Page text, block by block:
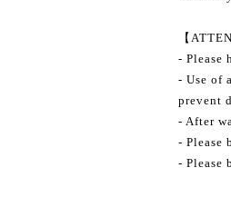
【
- Please
- Use of
prevent
- After
- Please
- Please